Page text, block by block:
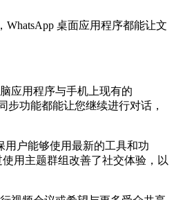
桌面应用程序都能让文
应用程序与手机上现有的
功能都能让您继续进行对话，
用户能够使用最新的工具和功
用主题群组改善了社交体验，以